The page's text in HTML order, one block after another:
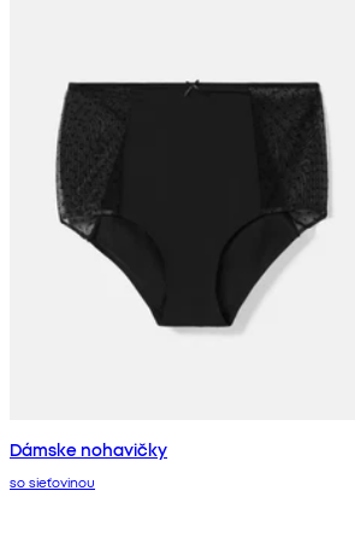
Dámske nohavičky
so sieťovinou